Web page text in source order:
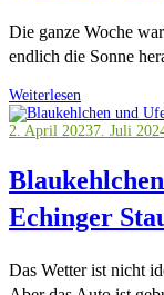
Die ganze Woche
endlich die Sonne
Weiterlesen
2. April 20237. Juli
Echinger
Das Wetter ist nicht